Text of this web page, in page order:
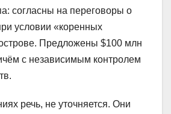
согласны на переговоры о
условии «коренных
Предложены $100 млн
с независимым контролем
речь, не уточняется. Они